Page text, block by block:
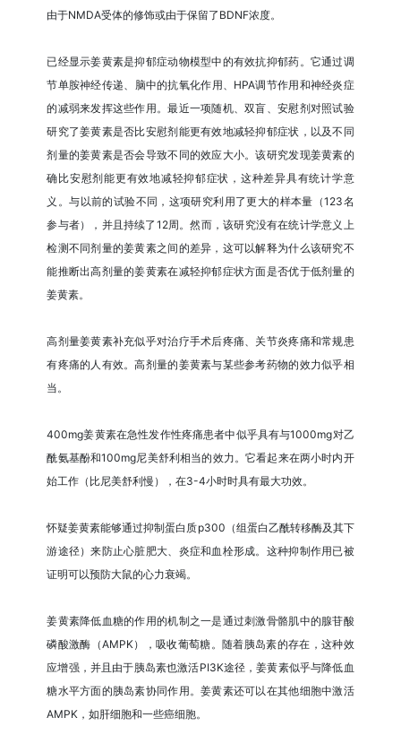
由于NMDA受体的修饰或由于保留了BDNF浓度。
已经显示姜黄素是抑郁症动物模型中的有效抗抑郁药。它通过调
节单胺神经传递、脑中的抗氧化作用、HPA调节作用和神经炎症
的减弱来发挥这些作用。最近一项随机、双盲、安慰剂对照试验
研究了姜黄素是否比安慰剂能更有效地减轻抑郁症状，以及不同
剂量的姜黄素是否会导致不同的效应大小。该研究发现姜黄素的
确比安慰剂能更有效地减轻抑郁症状，这种差异具有统计学意
义。与以前的试验不同，这项研究利用了更大的样本量（123名
参与者），并且持续了12周。然而，该研究没有在统计学意义上
检测不同剂量的姜黄素之间的差异，这可以解释为什么该研究不
能推断出高剂量的姜黄素在减轻抑郁症状方面是否优于低剂量的
姜黄素。
高剂量姜黄素补充似乎对治疗手术后疼痛、关节炎疼痛和常规患
有疼痛的人有效。高剂量的姜黄素与某些参考药物的效力似乎相
当。
400mg姜黄素在急性发作性疼痛患者中似乎具有与1000mg对乙
酰氨基酚和100mg尼美舒利相当的效力。它看起来在两小时内开
始工作（比尼美舒利慢），在3-4小时时具有最大功效。
怀疑姜黄素能够通过抑制蛋白质p300（组蛋白乙酰转移酶及其下
游途径）来防止心脏肥大、炎症和血栓形成。这种抑制作用已被
证明可以预防大鼠的心力衰竭。
姜黄素降低血糖的作用的机制之一是通过刺激骨骼肌中的腺苷酸
磷酸激酶（AMPK），吸收葡萄糖。随着胰岛素的存在，这种效
应增强，并且由于胰岛素也激活PI3K途径，姜黄素似乎与降低血
糖水平方面的胰岛素协同作用。姜黄素还可以在其他细胞中激活
AMPK，如肝细胞和一些癌细胞。